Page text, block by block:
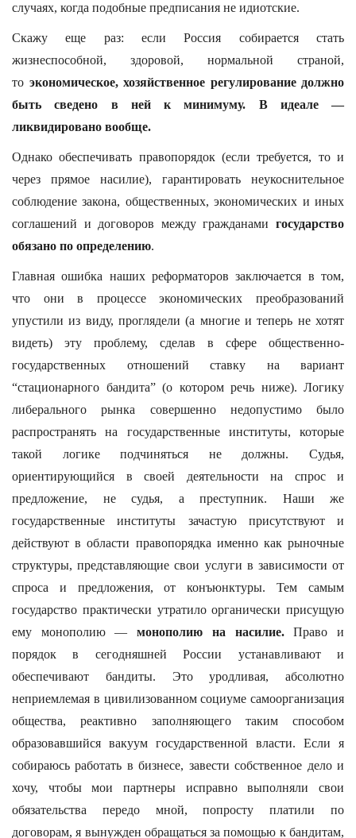
случаях, когда подобные предписания не идиотские.
Скажу еще раз: если Россия собирается стать
жизнеспособной, здоровой, нормальной страной,
то экономическое, хозяйственное регулирование должно
быть сведено в ней к минимуму. В идеале —
ликвидировано вообще.
Однако обеспечивать правопорядок (если требуется, то и
через прямое насилие), гарантировать неукоснительное
соблюдение закона, общественных, экономических и иных
соглашений и договоров между гражданами государство
обязано по определению.
Главная ошибка наших реформаторов заключается в том,
что они в процессе экономических преобразований
упустили из виду, проглядели (а многие и теперь не хотят
видеть) эту проблему, сделав в сфере общественно-
государственных отношений ставку на вариант
“стационарного бандита” (о котором речь ниже). Логику
либерального рынка совершенно недопустимо было
распространять на государственные институты, которые
такой логике подчиняться не должны. Судья,
ориентирующийся в своей деятельности на спрос и
предложение, не судья, а преступник. Наши же
государственные институты зачастую присутствуют и
действуют в области правопорядка именно как рыночные
структуры, представляющие свои услуги в зависимости от
спроса и предложения, от конъюнктуры. Тем самым
государство практически утратило органически присущую
ему монополию —монополию на насилие.Право и
порядок в сегодняшней России устанавливают и
обеспечивают бандиты. Это уродливая, абсолютно
неприемлемая в цивилизованном социуме самоорганизация
общества, реактивно заполняющего таким способом
образовавшийся вакуум государственной власти. Если я
собираюсь работать в бизнесе, завести собственное дело и
хочу, чтобы мои партнеры исправно выполняли свои
обязательства передо мной, попросту платили по
договорам, я вынужден обращаться за помощью к бандитам,